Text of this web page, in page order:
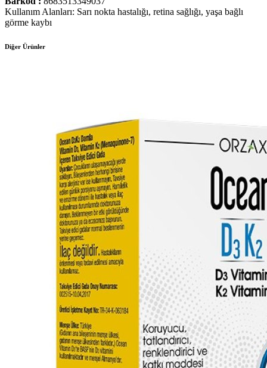
Kullanım Alanları: Sarı nokta hastalığı, retina sağlığı, yaşa bağlı
görme kaybı
Diğer Ürünler